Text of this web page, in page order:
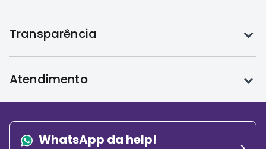
TransparênciaToque
AtendimentoToque
WhatsApp da help!